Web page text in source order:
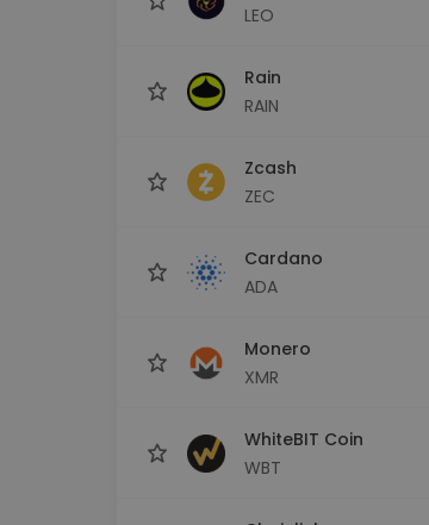
LEO
Rain
RAIN
Zcash
ZEC
Cardano
ADA
Monero
XMR
WhiteBIT Coin
WBT